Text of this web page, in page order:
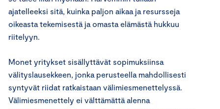
ajatelleeksi sitä, kuinka paljon aikaa ja resursseja
oikeasta tekemisestä ja omasta elämästä hukkuu
riitelyyn.
Monet yritykset sisällyttävät sopimuksiinsa
välityslausekkeen, jonka perusteella mahdollisesti
syntyvät riidat ratkaistaan välimiesmenettelyssä.
Välimiesmenettely ei välttämättä alenna